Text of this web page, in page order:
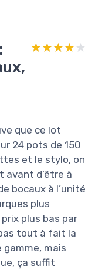
★★★★★
★★★★★
que ce lot
24 pots de 150
et le stylo, on
avant d’être à
bocaux à l’unité
plus
plus bas par
tout à fait la
gamme, mais
ça suffit